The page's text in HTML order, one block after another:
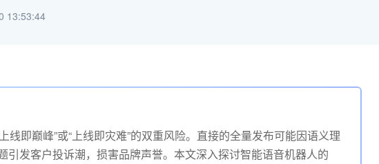
13:53:44
线即巅峰”或“上线即灾难”的双重风险。直接的全量发布可能因语义理
引发客户投诉潮，损害品牌声誉。本文深入探讨智能语音机器人的